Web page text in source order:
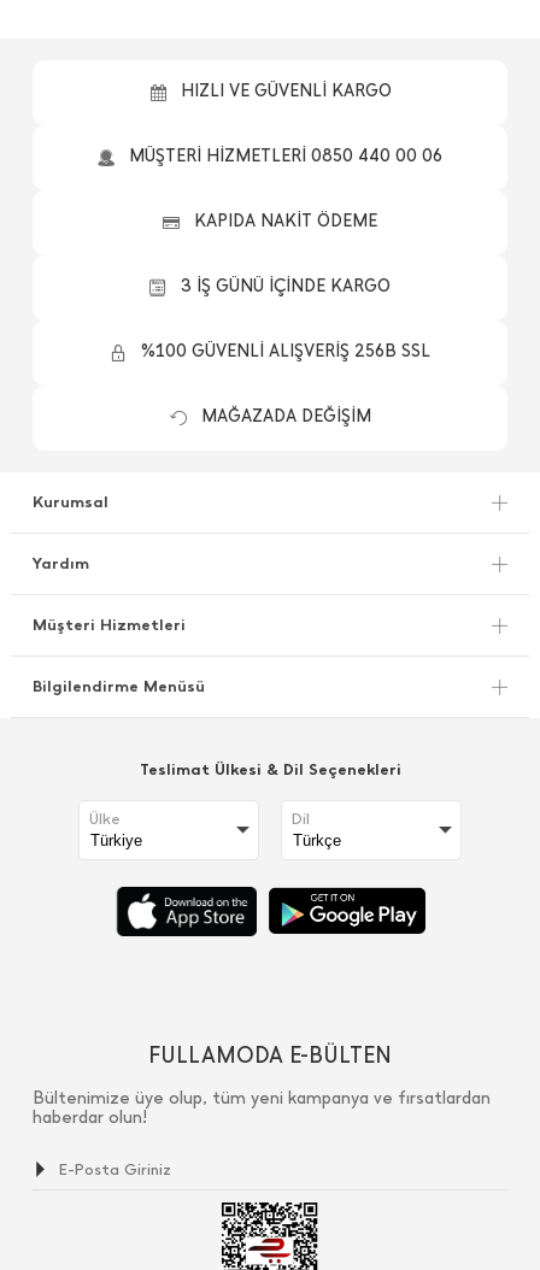
HIZLI VE GÜVENLİ KARGO
MÜŞTERİ HİZMETLERİ 0850 440 00 06
KAPIDA NAKİT ÖDEME
3 İŞ GÜNÜ İÇİNDE KARGO
%100 GÜVENLİ ALIŞVERİŞ 256B SSL
MAĞAZADA DEĞİŞİM
Kurumsal
Yardım
Müşteri Hizmetleri
Bilgilendirme Menüsü
Teslimat Ülkesi & Dil Seçenekleri
Ülke Dil
FULLAMODA E-BÜLTEN
Bültenimize üye olup, tüm yeni kampanya ve fırsatlardan
haberdar olun!